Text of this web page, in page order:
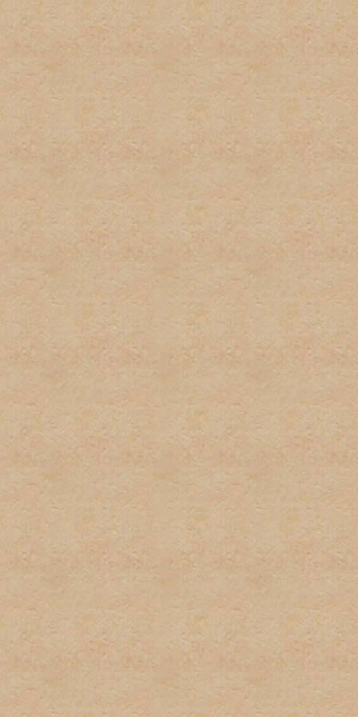
2. No habrá uso excesivo
mantengan este tipo del
3. Cada usuario tiene
suplantación de terceros
instancia habrá una
instacia el usuario sera
o herir algun otro
5. El spam no será
con el propósito de
7. Se tratará de poner
deberá tomar el tiempo
descripciones de los
puestos en las áreas
preguntas, asi como los